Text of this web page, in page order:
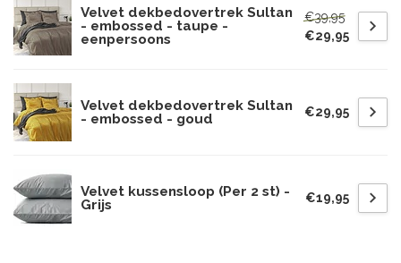
Velvet dekbedovertrek Sultan
- embossed - taupe -
eenpersoons
€39,95
€29,95
Velvet dekbedovertrek Sultan
- embossed - goud
€29,95
Velvet kussensloop (Per 2 st) -
Grijs
€19,95